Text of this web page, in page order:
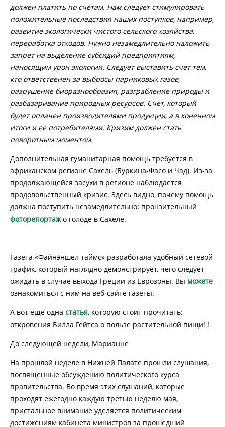
должен платить по счетам. Нам следует стимулировать
положительные последствия наших поступков, например,
развитие экологически чистого сельского хозяйства,
переработка отходов. Нужно незамедлительно наложить
запрет на выделение субсидий предприятиям,
наносящим урон экологии. Следует выставить счет тем,
кто ответственен за выбросы парниковых газов,
разрушение биоразнообразия, разграбление природы и
разбазаривание природных ресурсов. Счет, который
будет оплачен производителями продукции, а в конечном
итоги и ее потребителями. Кризим должен стать
поворотным моментом.
Дополнительная гуманитарная помощь требуется в
африканском регионе Сахель (Буркина-Фасо и Чад). Из-за
продолжающейся засухи в регионе наблюдается
продовольственный кризис. Здесь видно, почему помощь
должна поступить незамедлительно: пронзительный
фоторепортажо голоде в Сахеле.
Газета «Файнэ́ншел таймс» разработала удобный сетевой
график, который наглядно демонстрирует, чего следует
ожидать в случае выхода Греции из Еврозоны. Вы можете
ознакомиться с ним на веб-сайте газеты.
А вот еще одна статья, которую стоит прочитать:
откровения Билла Гейтса о пользе растительной пищи! !
До следующей недели, Марианне
На прошлой неделе в Нижней Палате прошли слушания,
посвященные обсуждению политического курса
правительства. Во время этих слушаний, которые
проходят ежегодно каждую третью неделю мая,
пристальное внимание уделяется политическим
достижениям кабинета министров за прошедший